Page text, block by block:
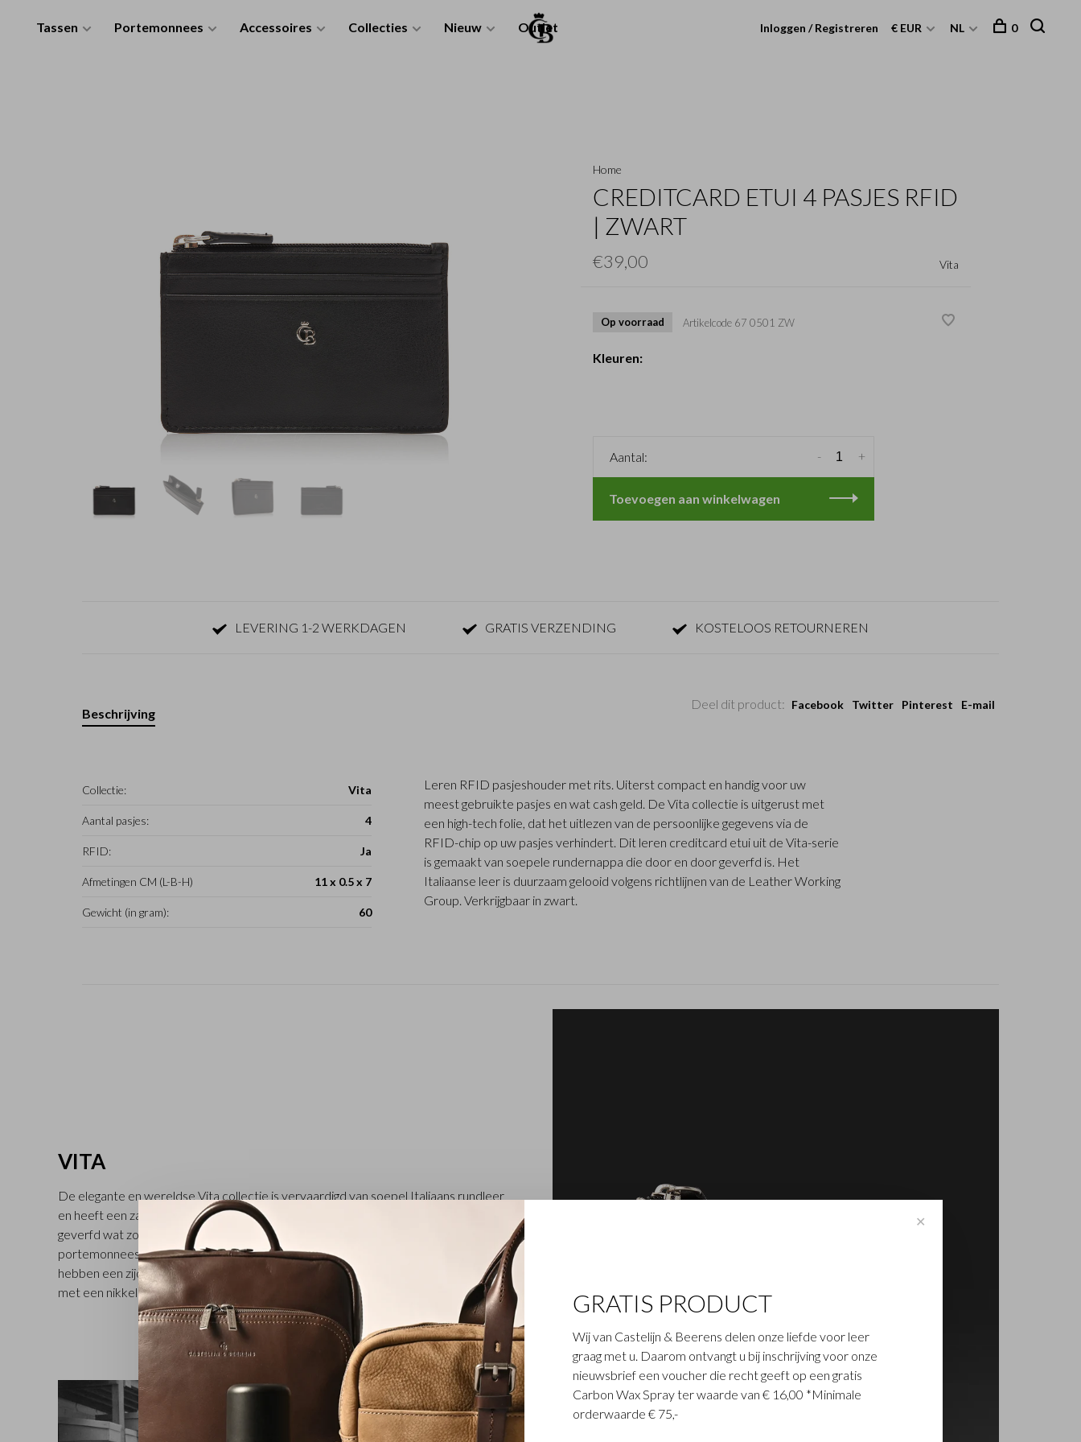
Tassen Portemonnees Accessoires Collecties Nieuw Outlet Inloggen / Registreren € EUR NL 0
Home
CREDITCARD ETUI 4 PASJES RFID
| ZWART
€39,00 Vita
Op voorraad Artikelcode 67 0501 ZW
Kleuren:
Aantal: +
-
Toevoegen aan winkelwagen
LEVERING 1-2 WERKDAGEN GRATIS VERZENDING KOSTELOOS RETOURNEREN
Deel dit product: Facebook Twitter Pinterest E-mail
Beschrijving
Collectie: Vita
Aantal pasjes: 4
RFID: Ja
Afmetingen CM (L-B-H) 11 x 0.5 x 7
Gewicht (in gram): 60
Leren RFID pasjeshouder met rits. Uiterst compact en handig voor uw
meest gebruikte pasjes en wat cash geld. De Vita collectie is uitgerust met
een high-tech folie, dat het uitlezen van de persoonlijke gegevens via de
RFID-chip op uw pasjes verhindert. Dit leren creditcard etui uit de Vita-serie
is gemaakt van soepele rundernappa die door en door geverfd is. Het
Italiaanse leer is duurzaam gelooid volgens richtlijnen van de Leather Working
Group. Verkrijgbaar in zwart.
VITA
De elegante en wereldse Vita collectie is vervaardigd van soepel Italiaans rundleer
en heeft een zakelijke no-nonsense look. Het volnerf leer is door en door in het vat
geverfd wat zorgt voor de ondoordringbare zwarte kleur. Alle items, waaronder
portemonnees, sleuteletuis, creditcard etuis en portefeuilles voor autopapieren
hebben een zijdeglans en een heerlijk zachte touch. De Vita collectie is afgewerkt
met een nikkelkleurig Castelijn & Beerens-logo. Verkrijgbaar in zwart.
✕
GRATIS PRODUCT
Wij van Castelijn & Beerens delen onze liefde voor leer
graag met u. Daarom ontvangt u bij inschrijving voor onze
nieuwsbrief een voucher die recht geeft op een gratis
Carbon Wax Spray ter waarde van € 16,00 *Minimale
orderwaarde € 75,-